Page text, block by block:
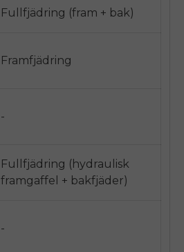
Fullfjädring (fram + bak)
Framfjädring
-
Fullfjädring (hydraulisk
framgaffel + bakfjäder)
-